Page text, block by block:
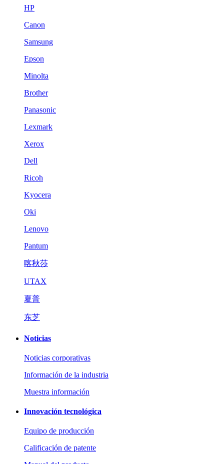
HP
Canon
Samsung
Epson
Minolta
Brother
Panasonic
Lexmark
Xerox
Dell
Ricoh
Kyocera
Oki
Lenovo
Pantum
喀秋莎
UTAX
夏普
东芝
Noticias
Noticias corporativas
Información de la industria
Muestra información
Innovación tecnológica
Equipo de producción
Calificación de patente